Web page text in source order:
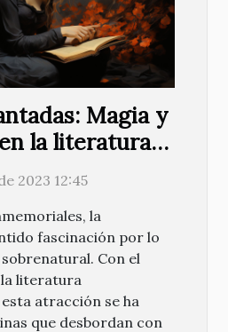
Magia y
la literatura
2023 12:45
la
fascinación por lo
Con el
literatura
atracción se ha
que desbordan con